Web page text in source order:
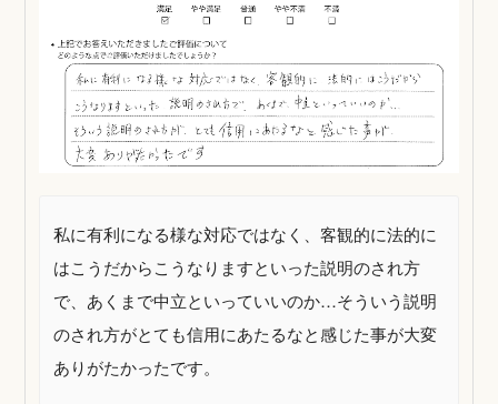
私に有利になる様な対応ではなく、客観的に法的に
はこうだからこうなりますといった説明のされ方
で、あくまで中立といっていいのか…そういう説明
のされ方がとても信用にあたるなと感じた事が大変
ありがたかったです。